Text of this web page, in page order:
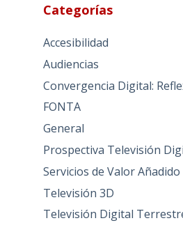
Categorías
Accesibilidad
Audiencias
Convergencia Digital:
FONTA
General
Prospectiva Televisión
Servicios de Valor
Televisión 3D
Televisión Digital